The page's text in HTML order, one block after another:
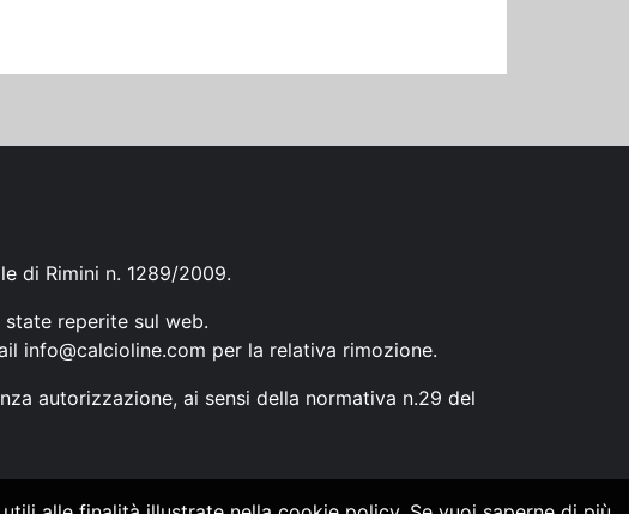
di Rimini n. 1289/2009.
reperite sul web.
info@calcioline.com per la relativa rimozione.
autorizzazione, ai sensi della normativa n.29 del